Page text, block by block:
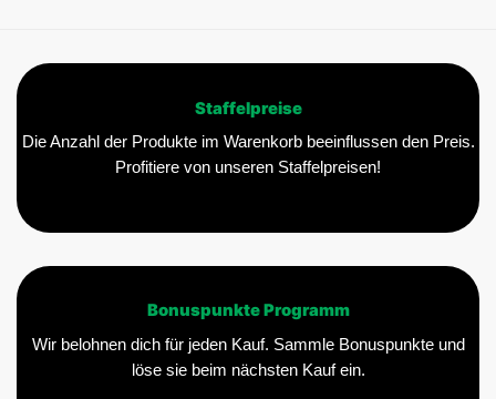
Staffelpreise
Die Anzahl der Produkte im Warenkorb beeinflussen den Preis.
Profitiere von unseren Staffelpreisen!
Bonuspunkte Programm
Wir belohnen dich für jeden Kauf. Sammle Bonuspunkte und
löse sie beim nächsten Kauf ein.